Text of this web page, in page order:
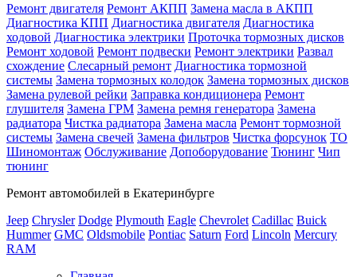
Ремонт двигателя Ремонт АКПП Замена масла в АКПП
Диагностика КПП Диагностика двигателя Диагностика
ходовой Диагностика электрики Проточка тормозных дисков
Ремонт ходовой Ремонт подвески Ремонт электрики Развал
схождение Слесарный ремонт Диагностика тормозной
системы Замена тормозных колодок Замена тормозных дисков
Замена рулевой рейки Заправка кондиционера Ремонт
глушителя Замена ГРМ Замена ремня генератора Замена
радиатора Чистка радиатора Замена масла Ремонт тормозной
системы Замена свечей Замена фильтров Чистка форсунок ТО
Шиномонтаж Обслуживание Допоборудование Тюнинг Чип
тюнинг
Ремонт автомобилей в Екатеринбурге
Jeep Chrysler Dodge Plymouth Eagle Chevrolet Cadillac Buick
Hummer GMC Oldsmobile Pontiac Saturn Ford Lincoln Mercury
RAM